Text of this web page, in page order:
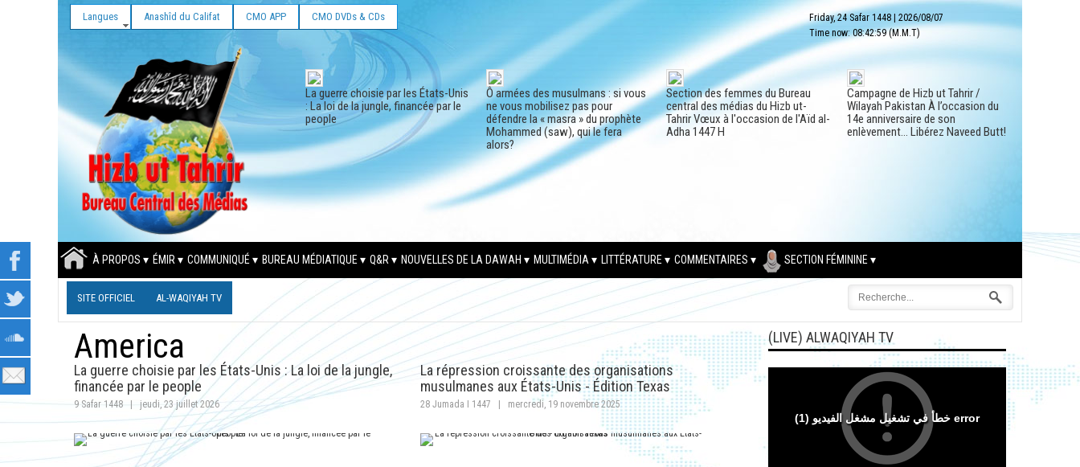
Friday, 24 Safar 1448
2026/08/07
Time now:08:43:00(M.M.T)
Langues Anashîd du Califat CMO APP CMO DVDs & CDs
La guerre choisie par les États-Unis
: La loi de la jungle, financée par le
people
Ô armées des musulmans : si vous
ne vous mobilisez pas pour
défendre la « masra » du prophète
Mohammed (saw), qui le fera
alors?
Section des femmes du Bureau
central des médias du Hizb ut-
Tahrir Vœux à l'occasion de l'Aïd al-
Adha 1447 H
Campagne de Hizb ut Tahrir /
Wilayah Pakistan À l’occasion du
14e anniversaire de son
enlèvement… Libérez Naveed Butt!
À PROPOS ÉMIR COMMUNIQUÉ BUREAU MÉDIATIQUE Q&R NOUVELLES DE LA DAWAH MULTIMÉDIA LITTÉRATURE COMMENTAIRES SECTION FÉMININE
SITE OFFICIEL AL-WAQIYAH TV
America
La guerre choisie par les États-Unis : La loi de la jungle,
financée par le people
9 Safar 1448 jeudi, 23 juillet 2026
La répression croissante des organisations
musulmanes aux États-Unis - Édition Texas
28 Jumada I 1447 mercredi, 19 novembre 2025
(LIVE) ALWAQIYAH TV